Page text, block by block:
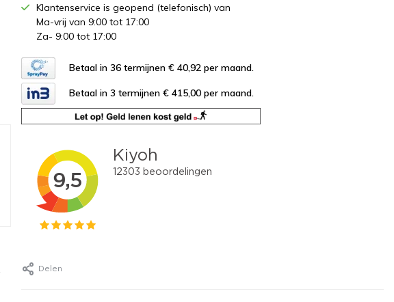
Klantenservice is geopend (telefonisch) van
Ma-vrij van 9:00 tot 17:00
Za- 9:00 tot 17:00
Betaal in 36 termijnen € 40,92 per maand.
Betaal in 3 termijnen € 415,00 per maand.
Delen